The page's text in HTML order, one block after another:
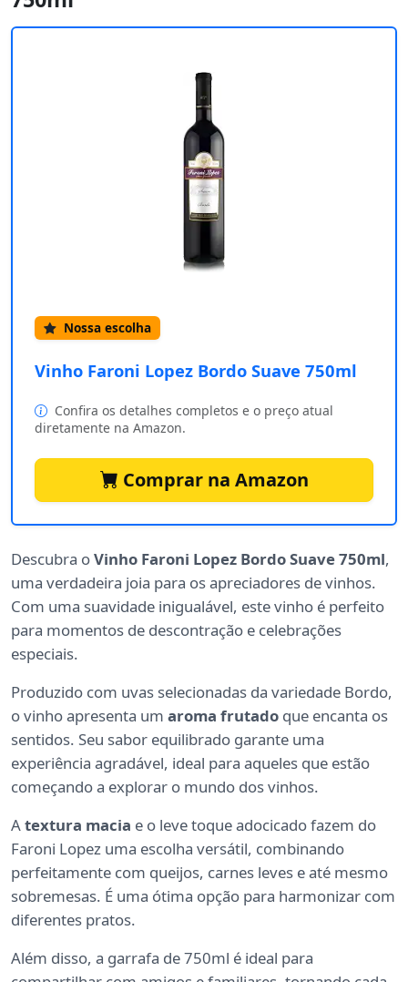
Nossa escolha
Vinho Faroni Lopez Bordo Suave 750ml
Confira os detalhes completos e o preço atual
diretamente na Amazon.
Comprar na Amazon
Descubra oVinho Faroni Lopez Bordo Suave 750ml,
uma verdadeira joia para os apreciadores de vinhos.
Com uma suavidade inigualável, este vinho é perfeito
para momentos de descontração e celebrações
especiais.
Produzido com uvas selecionadas da variedade Bordo,
o vinho apresenta um aroma frutado que encanta os
sentidos. Seu sabor equilibrado garante uma
experiência agradável, ideal para aqueles que estão
começando a explorar o mundo dos vinhos.
Atextura macia e o leve toque adocicado fazem do
Faroni Lopez uma escolha versátil, combinando
perfeitamente com queijos, carnes leves e até mesmo
sobremesas. É uma ótima opção para harmonizar com
diferentes pratos.
Além disso, a garrafa de 750ml é ideal para